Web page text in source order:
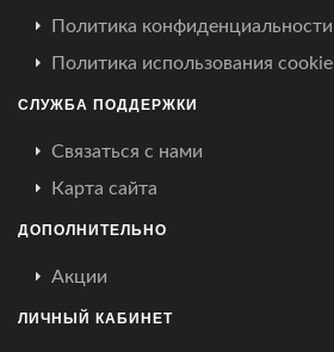
Политика конфиденциальности
Политика использования cookie
СЛУЖБА ПОДДЕРЖКИ
Связаться с нами
Карта сайта
ДОПОЛНИТЕЛЬНО
Акции
ЛИЧНЫЙ КАБИНЕТ